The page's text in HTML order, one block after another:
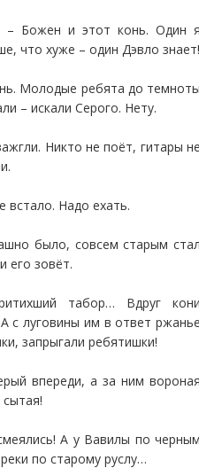
Божен и этот конь. Один
что хуже – один Дэвло знает!
Молодые ребята до
– искали Серого. Нету.
Никто не поёт, гитары
встало. Надо ехать.
было, совсем старым
его зовёт.
табор… Вдруг
с луговины им в ответ
запрыгали ребятишки!
впереди, а за ним
А у Вавилы по
по старому руслу…